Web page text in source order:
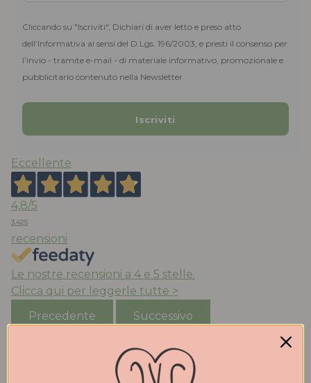
Cliccando su "Iscriviti", Dichiari di aver letto e preso atto
dell’Informativa ai sensi del D.Lgs. 196/2003, e presti il consenso per
l’invio - tramite e-mail - di materiale informativo, promozionale e
pubblicitario contenuto nella Newsletter
Eccellente
4,8/5
3.425
recensioni
Le nostre recensioni a 4 e 5 stelle.
Clicca qui per leggerle tutte >
Precedente
Successivo